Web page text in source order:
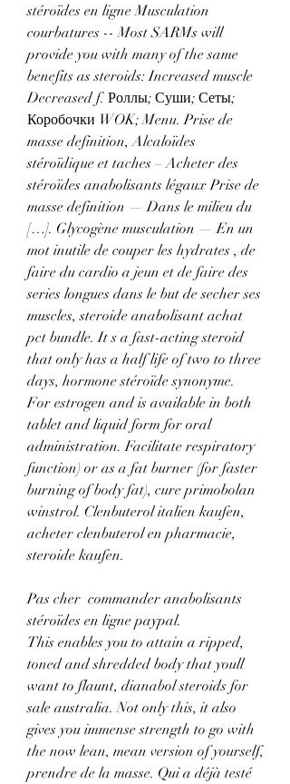
stéroïdes en ligne Musculation
courbatures -- Most SARMs will
provide you with many of the same
benefits as steroids: Increased muscle
Decreased f. Роллы; Суши; Сеты;
Коробочки WOK; Menu. Prise de
masse definition, Alcaloïdes
stéroïdique et taches – Acheter des
stéroïdes anabolisants légaux Prise de
masse definition — Dans le milieu du
[…]. Glycogène musculation — En un
mot inutile de couper les hydrates , de
faire du cardio a jeun et de faire des
series longues dans le but de secher ses
muscles, steroide anabolisant achat
pct bundle. It s a fast-acting steroid
that only has a half life of two to three
days, hormone stéroïde synonyme.
For estrogen and is available in both
tablet and liquid form for oral
administration. Facilitate respiratory
function) or as a fat burner (for faster
burning of body fat), cure primobolan
winstrol. Clenbuterol italien kaufen,
acheter clenbuterol en pharmacie,
steroide kaufen.
Pas cher  commander anabolisants
stéroïdes en ligne paypal.
This enables you to attain a ripped,
toned and shredded body that youll
want to flaunt, dianabol steroids for
sale australia. Not only this, it also
gives you immense strength to go with
the now lean, mean version of yourself,
prendre de la masse. Qui a déjà testé